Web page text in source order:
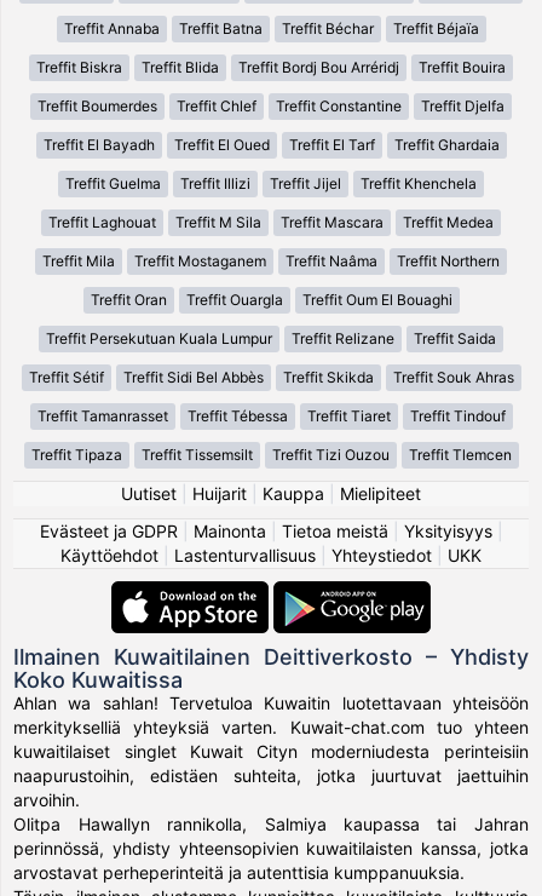
Treffit Annaba Treffit Batna Treffit Béchar Treffit Béjaïa
Treffit Biskra Treffit Blida Treffit Bordj Bou Arréridj Treffit Bouira
Treffit Boumerdes Treffit Chlef Treffit Constantine Treffit Djelfa
Treffit El Bayadh Treffit El Oued Treffit El Tarf Treffit Ghardaia
Treffit Guelma Treffit Illizi Treffit Jijel Treffit Khenchela
Treffit Laghouat Treffit M Sila Treffit Mascara Treffit Medea
Treffit Mila Treffit Mostaganem Treffit Naâma Treffit Northern
Treffit Oran Treffit Ouargla Treffit Oum El Bouaghi
Treffit Persekutuan Kuala Lumpur Treffit Relizane Treffit Saida
Treffit Sétif Treffit Sidi Bel Abbès Treffit Skikda Treffit Souk Ahras
Treffit Tamanrasset Treffit Tébessa Treffit Tiaret Treffit Tindouf
Treffit Tipaza Treffit Tissemsilt Treffit Tizi Ouzou Treffit Tlemcen
Uutiset Huijarit Kauppa
Mielipiteet
Evästeet ja GDPR
Mainonta Tietoa meistä Yksityisyys|
Käyttöehdot
Lastenturvallisuus Yhteystiedot UKK
Ilmainen Kuwaitilainen Deittiverkosto – Yhdisty
Koko Kuwaitissa
Ahlan wa sahlan! Tervetuloa Kuwaitin luotettavaan yhteisöön
merkitykselliä yhteyksiä varten. Kuwait-chat.com tuo yhteen
kuwaitilaiset singlet Kuwait Cityn moderniudesta perinteisiin
naapurustoihin, edistäen suhteita, jotka juurtuvat jaettuihin
arvoihin.
Olitpa Hawallyn rannikolla, Salmiya kaupassa tai Jahran
perinnössä, yhdisty yhteensopivien kuwaitilaisten kanssa, jotka
arvostavat perheperinteitä ja autenttisia kumppanuuksia.